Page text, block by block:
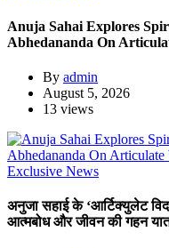
Anuja Sahai Explores
Abhedananda On
By admin
August 5, 2026
13 views
Exclusive News
अनुजा सहाई के ‘आर्टिक्युलेट
आत्मबोध और जीवन की गहन